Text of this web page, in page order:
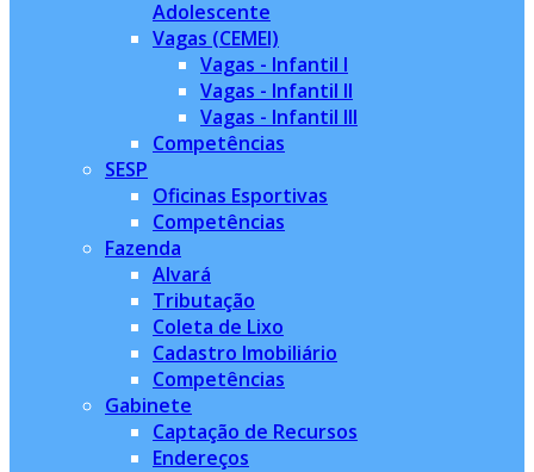
Adolescente
Vagas (CEMEI)
Vagas - Infantil I
Vagas - Infantil II
Vagas - Infantil III
Competências
SESP
Oficinas Esportivas
Competências
Fazenda
Alvará
Tributação
Coleta de Lixo
Cadastro Imobiliário
Competências
Gabinete
Captação de Recursos
Endereços